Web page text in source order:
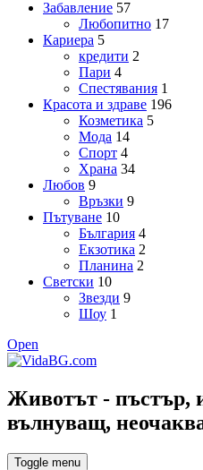
Забавление 57
Любопитно 17
Кариера 5
кредити 2
Пари 4
Спестявания 1
Красота и здраве 196
Козметика 5
Мода 14
Спорт 4
Храна 34
Любов 9
Връзки 9
Пътуване 10
България 4
Екзотика 2
Планина 2
Светски 10
Звезди 9
Шоу 1
Open
Животът - пъстър,
вълнуващ,
Toggle menu